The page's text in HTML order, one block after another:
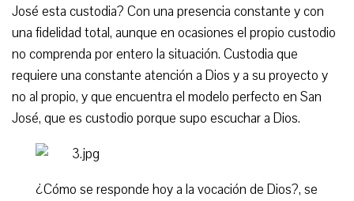
José esta custodia? Con una presencia constante y con
una fidelidad total, aunque en ocasiones el propio custodio
no comprenda por entero la situación. Custodia que
requiere una constante atención a Dios y a su proyecto y
no al propio, y que encuentra el modelo perfecto en San
José, que es custodio porque supo escuchar a Dios.
¿Cómo se responde hoy a la vocación de Dios?, se